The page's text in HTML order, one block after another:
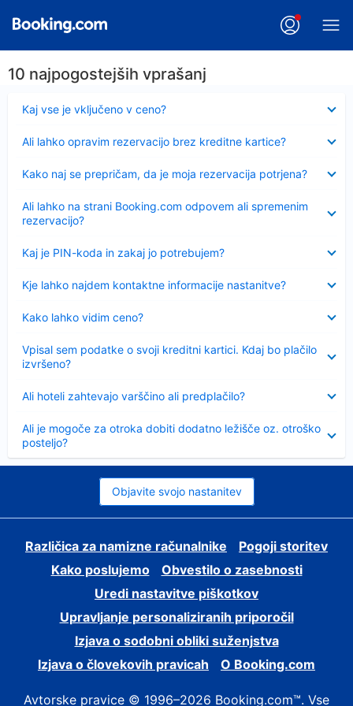
10 najpogostejših vprašanj
Kaj vse je vključeno v ceno?
Ali lahko opravim rezervacijo brez kreditne kartice?
Kako naj se prepričam, da je moja rezervacija potrjena?
Ali lahko na strani Booking.com odpovem ali spremenim
rezervacijo?
Kaj je PIN-koda in zakaj jo potrebujem?
Kje lahko najdem kontaktne informacije nastanitve?
Kako lahko vidim ceno?
Vpisal sem podatke o svoji kreditni kartici. Kdaj bo plačilo
izvršeno?
Ali hoteli zahtevajo varščino ali predplačilo?
Ali je mogoče za otroka dobiti dodatno ležišče oz. otroško
posteljo?
Objavite svojo nastanitev
Različica za namizne računalnike
Pogoji storitev
Kako poslujemo
Obvestilo o zasebnosti
Uredi nastavitve piškotkov
Upravljanje personaliziranih priporočil
Izjava o sodobni obliki suženjstva
Izjava o človekovih pravicah
O Booking.com
Avtorske pravice © 1996–2026 Booking.com™. Vse